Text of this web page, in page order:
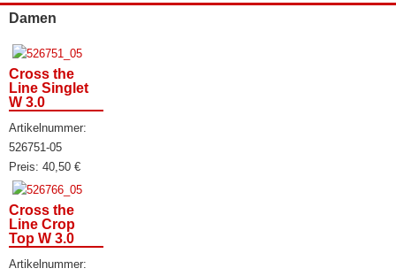
Damen
Cross the
Line Singlet
W 3.0
Artikelnummer:
526751-05
Preis: 40,50 €
Cross the
Line Crop
Top W 3.0
Artikelnummer: